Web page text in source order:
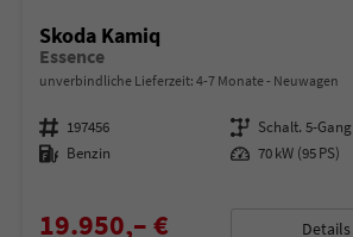
Skoda Kamiq
Essence
unverbindliche Lieferzeit: 4-7 Monate Neuwagen
Fahrzeugnummer 197456 Getriebe Schalt. 5-Gang
Kraftstoff Benzin Leistung 70 kW (95 PS)
19.950,– € Details